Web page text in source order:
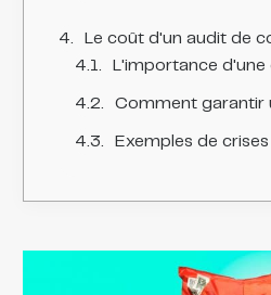
Le coût d'un audit de communication de crise
L'importance d'une
Comment garantir
Exemples de